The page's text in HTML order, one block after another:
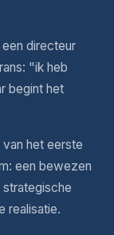
directeur
"ik heb
begint het
het eerste
een bewezen
realisatie.